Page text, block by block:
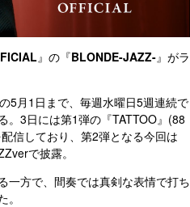
』の『BLONDE-JAZZ-』がラ
5月1日まで、毎週水曜日5週連続で
。3日には第1弾の『TATTOO』(88
信しており、第2弾となる今回は
で披露。
一方で、間奏では真剣な表情で打ち